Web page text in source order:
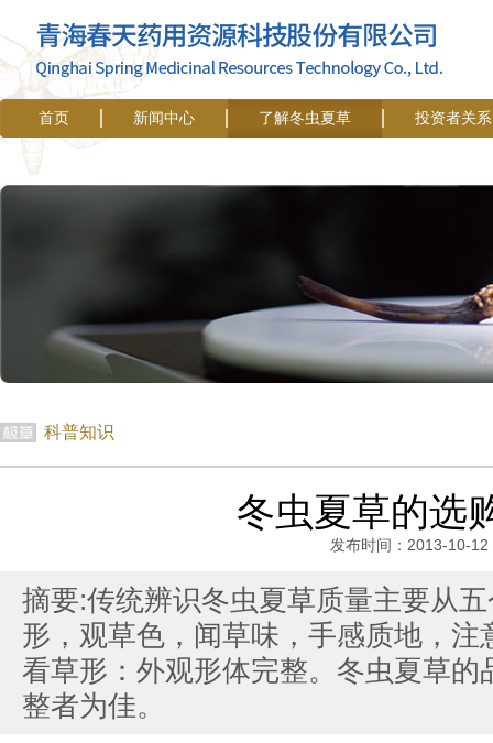
首页 新闻中心 了解冬虫夏草 投资者关系
科普知识
冬虫夏草的选
发布时间：2013-10-12
摘要:传统辨识冬虫夏草质量主要从
形，观草色，闻草味，手感质地，
看草形：外观形体完整。冬虫夏草
整者为佳。